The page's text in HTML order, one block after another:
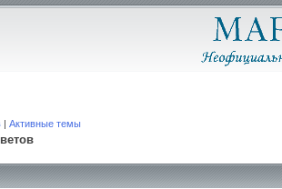
| Активные темы